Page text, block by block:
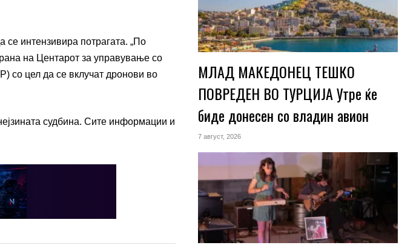
интензивира потрагата. „По
на Центарот за управување со
со цел да се вклучат дронови во
судбина. Сите информации и
МЛАД МАКЕДОНЕЦ ТЕШКО
ПОВРЕДЕН ВО ТУРЦИЈА Утре ќе
биде донесен со владин авион
7 август, 2026